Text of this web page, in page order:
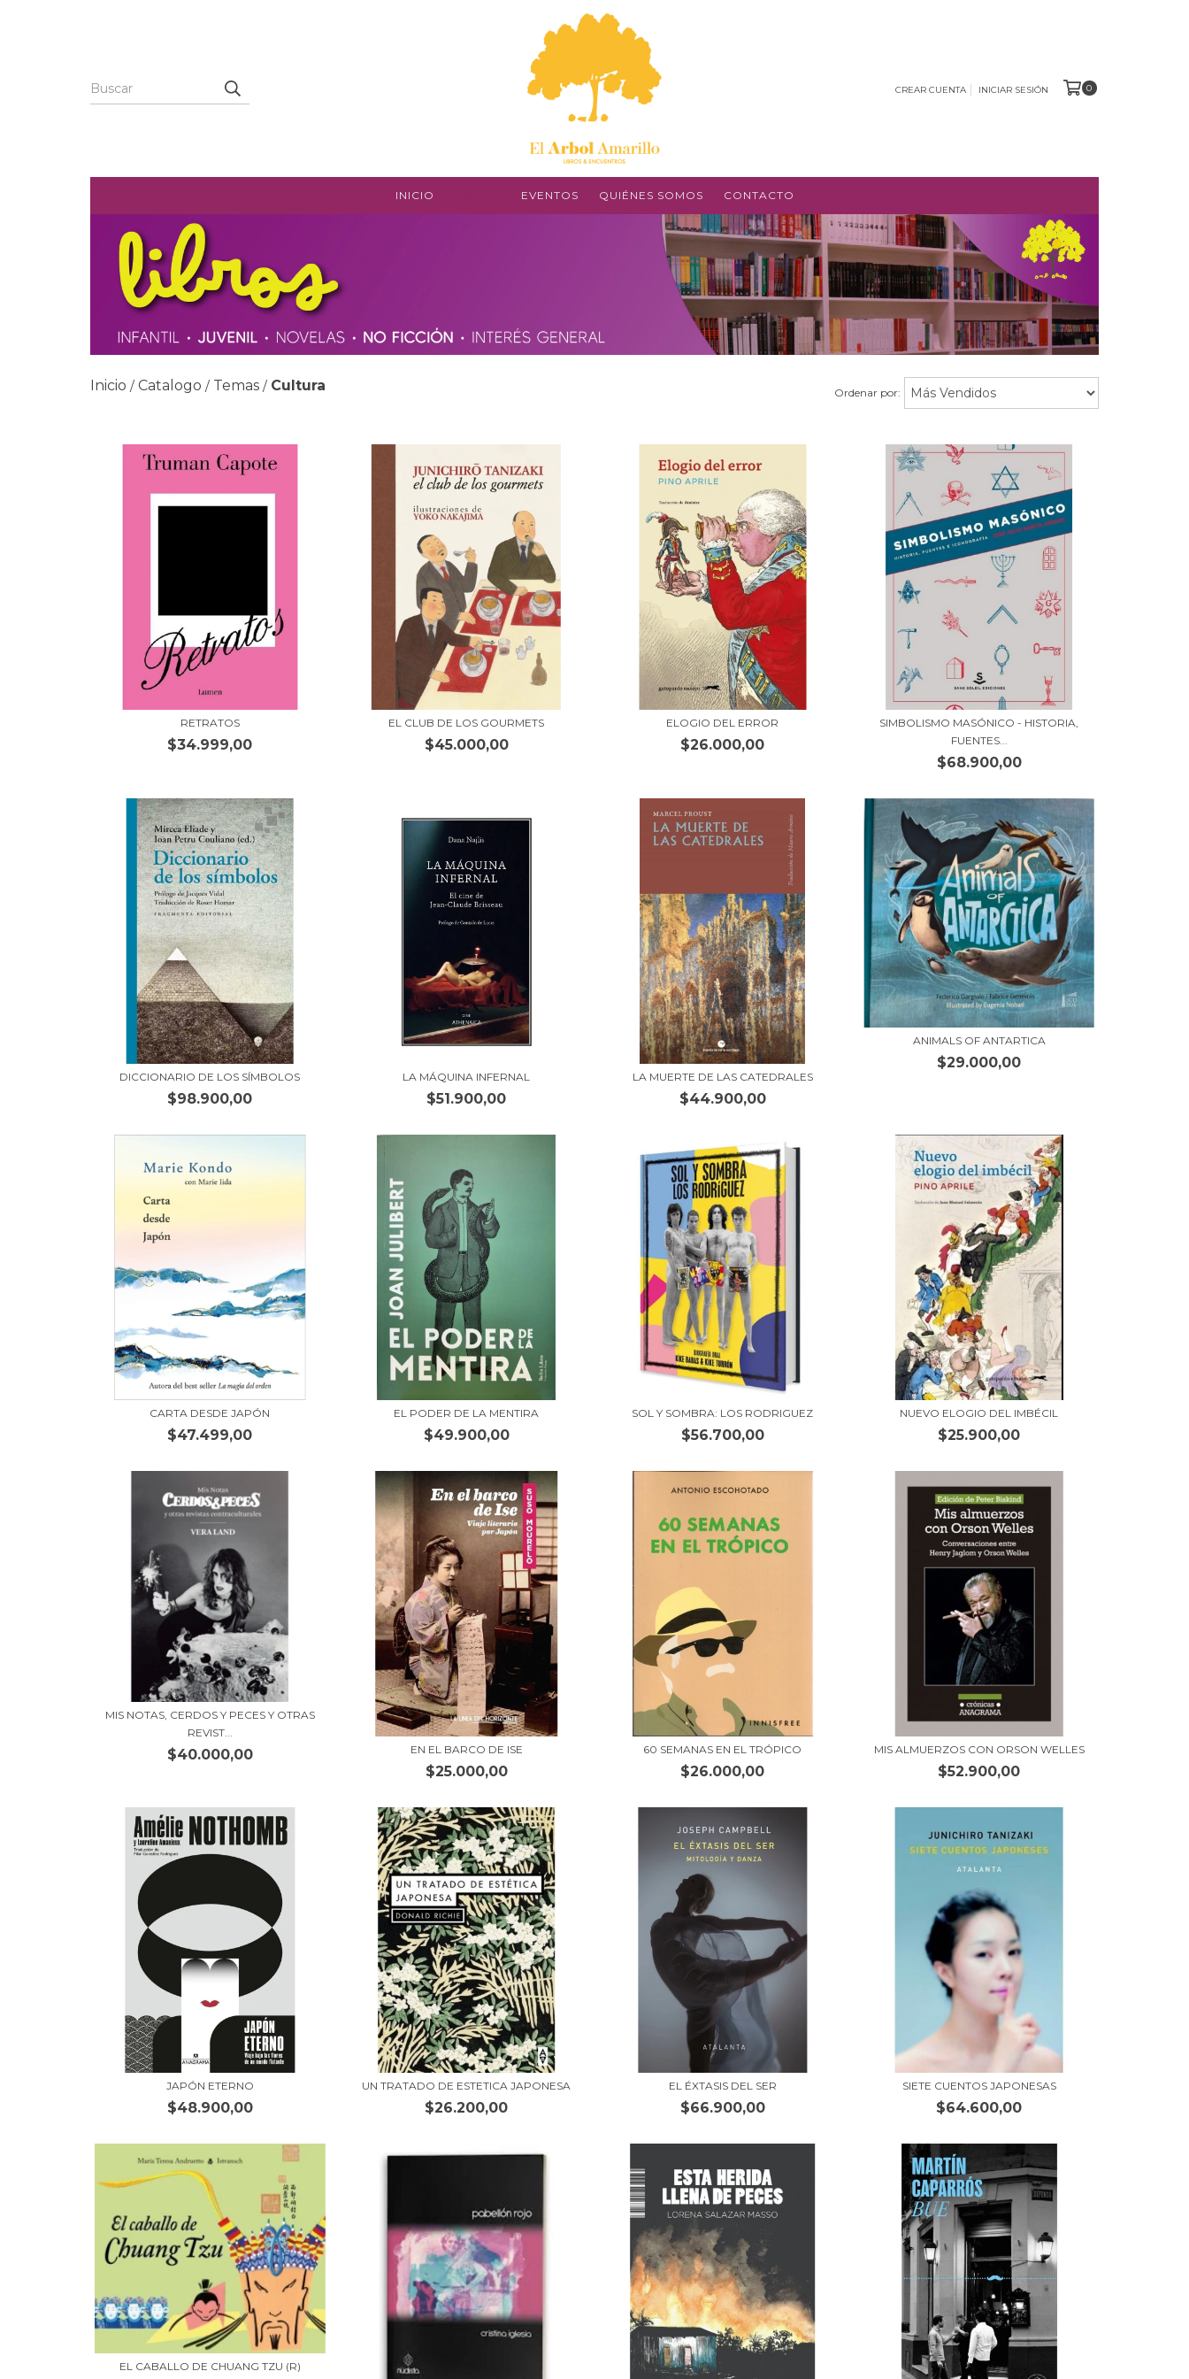
CREAR CUENTA INICIAR SESIÓN 0
INICIO EVENTOS QUIÉNES SOMOS CONTACTO
Inicio / Catalogo / Temas / Cultura Ordenar por:
RETRATOS
$34.999,00
EL CLUB DE LOS GOURMETS
$45.000,00
ELOGIO DEL ERROR
$26.000,00
SIMBOLISMO MASÓNICO - HISTORIA,
FUENTES...
$68.900,00
DICCIONARIO DE LOS SÍMBOLOS
$98.900,00
LA MÁQUINA INFERNAL
$51.900,00
LA MUERTE DE LAS CATEDRALES
$44.900,00
ANIMALS OF ANTARTICA
$29.000,00
CARTA DESDE JAPÓN
$47.499,00
EL PODER DE LA MENTIRA
$49.900,00
SOL Y SOMBRA: LOS RODRIGUEZ
$56.700,00
NUEVO ELOGIO DEL IMBÉCIL
$25.900,00
MIS NOTAS, CERDOS Y PECES Y OTRAS
REVIST...
$40.000,00 EN EL BARCO DE ISE
$25.000,00
60 SEMANAS EN EL TRÓPICO
$26.000,00
MIS ALMUERZOS CON ORSON WELLES
$52.900,00
JAPÓN ETERNO
$48.900,00
UN TRATADO DE ESTETICA JAPONESA
$26.200,00
EL ÉXTASIS DEL SER
$66.900,00
SIETE CUENTOS JAPONESAS
$64.600,00
EL CABALLO DE CHUANG TZU (R)